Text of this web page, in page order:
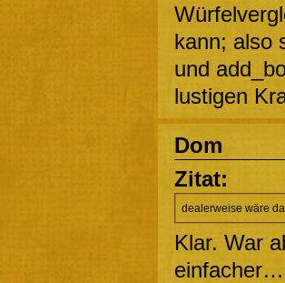
kann; also
und
lustigen
Dom
Zitat:
dealerweise wäre
Klar. War
einfacher…